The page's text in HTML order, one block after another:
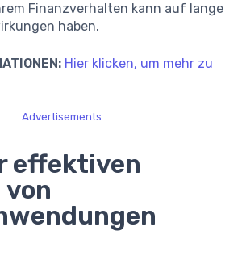
Finanzverhalten kann auf lange
haben.
Hier klicken, um mehr zu
Advertisements
effektiven